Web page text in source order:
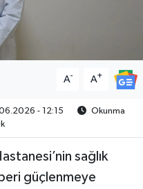
A- A+
- 12:15
Okunma
sağlık
güçlenmeye